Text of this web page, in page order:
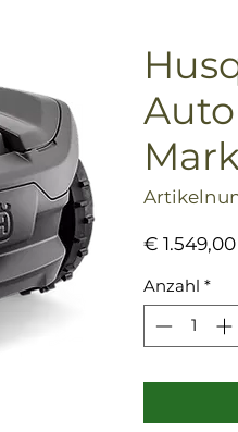
€ 1.549,00
Anzahl *